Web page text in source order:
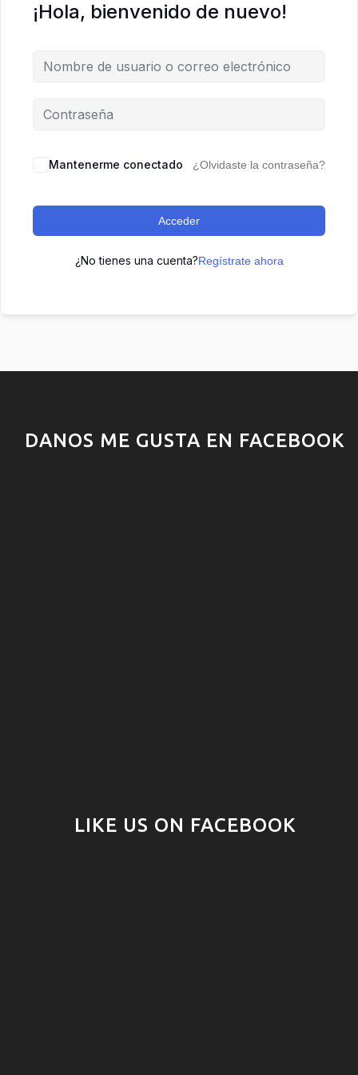
¡Hola, bienvenido de nuevo!
Mantenerme conectado ¿Olvidaste la contraseña?
Acceder
¿No tienes una cuenta?Regístrate ahora
DANOS ME GUSTA EN FACEBOOK
LIKE US ON FACEBOOK